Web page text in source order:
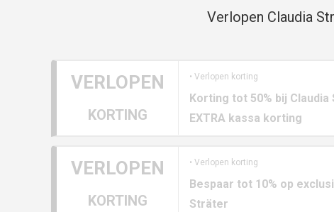
Verlopen Claudia
VERLOPEN
KORTING
• Verlopen korting
Korting tot 50% bij
EXTRA kassa korting
VERLOPEN
KORTING
• Verlopen korting
Bespaar tot 10% op
Sträter